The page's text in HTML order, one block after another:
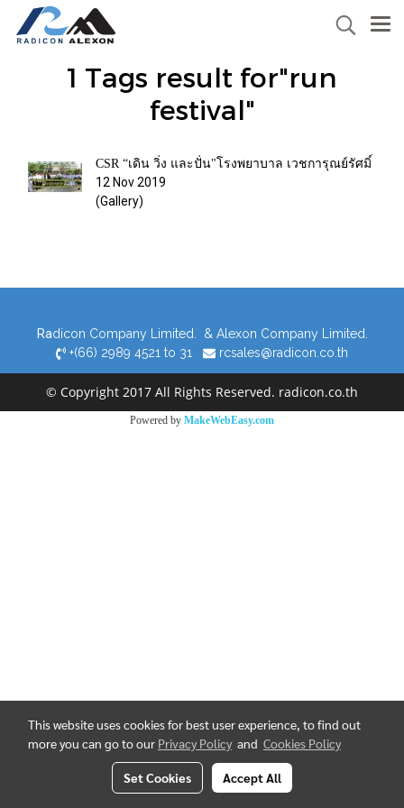
1 Tags result for"run
festival"
CSR “เดิน วิ่ง และปั่น"โรงพยาบาล เวชการุณย์รัศมิ์
12 Nov 2019
(Gallery)
Radicon Company Limited. & Alexon Company Limited.
+(66) 2989 4521 to 31
rcsales@radicon.co.th
© Copyright 2017 All Rights Reserved. radicon.co.th
Powered by MakeWebEasy.com
This website uses cookies for best user experience, to find out
more you can go to our Privacy Policy and Cookies Policy
Set Cookies Accept All